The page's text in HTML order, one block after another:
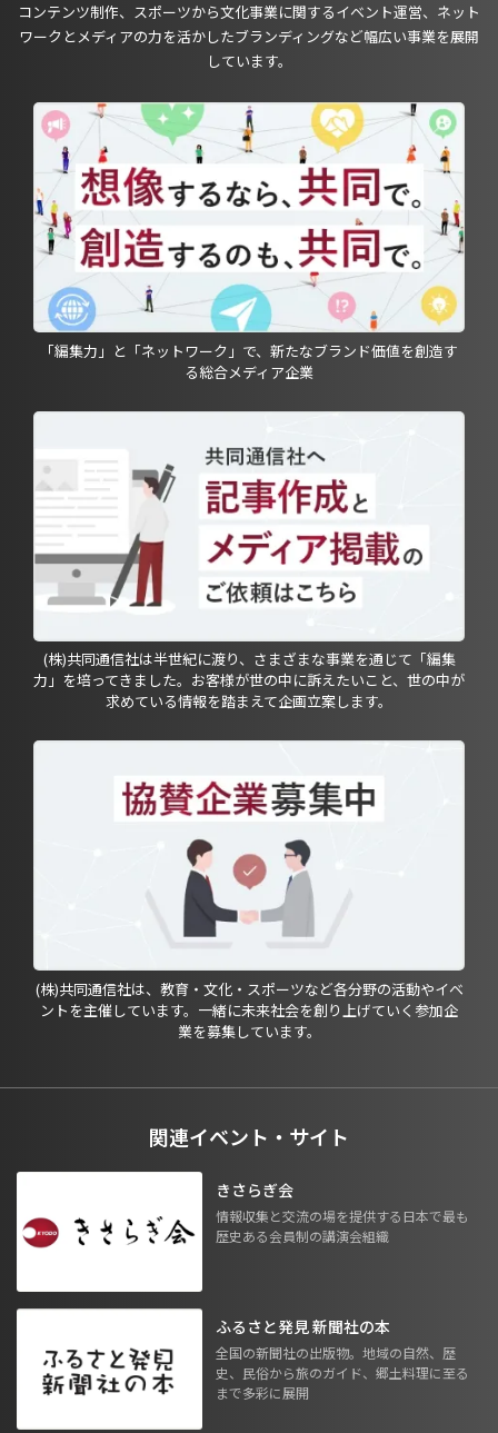
コンテンツ制作、スポーツから文化事業に関するイベント運営、ネット
ワークとメディアの力を活かしたブランディングなど幅広い事業を展開
しています。
「編集力」と「ネットワーク」で、新たなブランド価値を創造す
る総合メディア企業
(株)共同通信社は半世紀に渡り、さまざまな事業を通じて「編集
力」を培ってきました。お客様が世の中に訴えたいこと、世の中が
求めている情報を踏まえて企画立案します。
(株)共同通信社は、教育・文化・スポーツなど各分野の活動やイベ
ントを主催しています。一緒に未来社会を創り上げていく参加企
業を募集しています。
関連イベント・サイト
きさらぎ会
情報収集と交流の場を提供する日本で最も
歴史ある会員制の講演会組織
ふるさと発見 新聞社の本
全国の新聞社の出版物。地域の自然、歴
史、民俗から旅のガイド、郷土料理に至る
まで多彩に展開